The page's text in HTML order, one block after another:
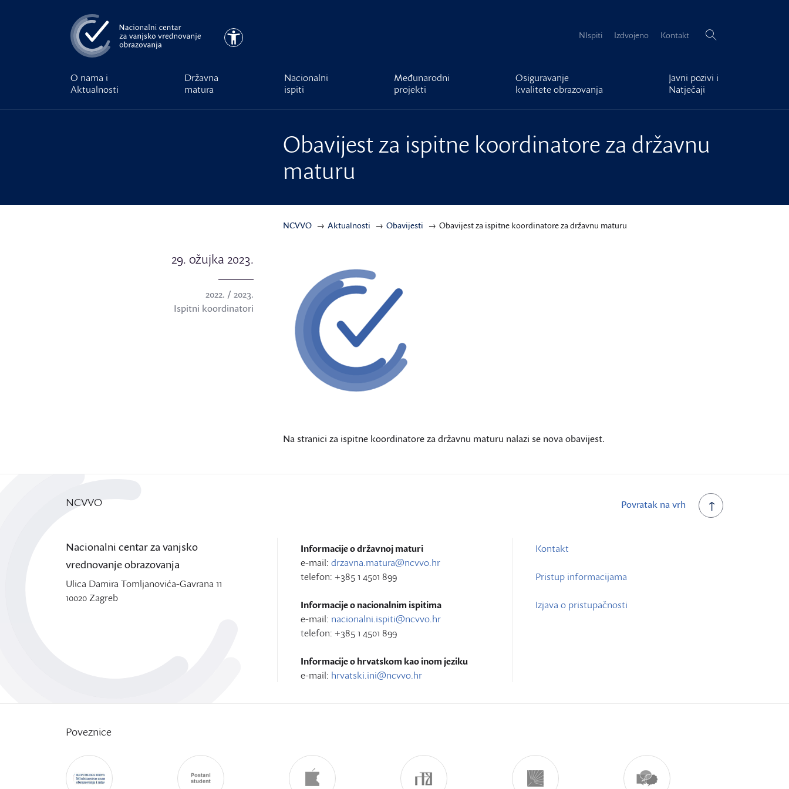
Pristupačnost NIspiti Izdvojeno Kontakt Pretraži:
O nama i
Aktualnosti
Državna
matura
Nacionalni
ispiti
Međunarodni
projekti
Osiguravanje
kvalitete obrazovanja
Javni pozivi i
Natječaji
Obavijest za ispitne koordinatore za državnu
maturu
NCVVO Aktualnosti Obavijesti Obavijest za ispitne koordinatore za državnu maturu
29. ožujka 2023.
2022. / 2023.
Ispitni koordinatori
Na stranici za ispitne koordinatore za državnu maturu nalazi se nova obavijest.
Povratak na vrh
NCVVO
Nacionalni centar za vanjsko
vrednovanje obrazovanja
Ulica Damira Tomljanovića-Gavrana 11
10020 Zagreb
Informacije o državnoj maturi
e-mail: drzavna.matura@ncvvo.hr
telefon: +385 1 4501 899
Informacije o nacionalnim ispitima
e-mail: nacionalni.ispiti@ncvvo.hr
telefon: +385 1 4501 899
Informacije o hrvatskom kao inom jeziku
e-mail: hrvatski.ini@ncvvo.hr
Kontakt
Pristup informacijama
Izjava o pristupačnosti
Poveznice